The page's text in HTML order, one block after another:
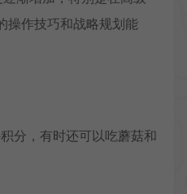
操作技巧和战略规划能
分，有时还可以吃蘑菇和